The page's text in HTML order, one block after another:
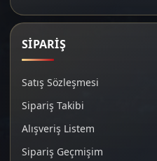
SİPARİŞ
Satış Sözleşmesi
Sipariş Takibi
Alışveriş Listem
Sipariş Geçmişim